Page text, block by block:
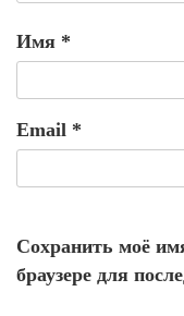
Имя *
Email *
Сохранить моё
браузере для